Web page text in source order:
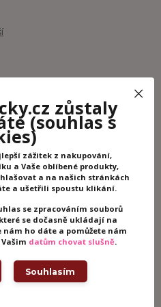
na počítání
zůstaly
(souhlas s
zážitek z nakupování,
a Vaše oblíbené produkty,
a na našich stránkách
a ušetřili spoustu klikání.
se zpracováním souborů
se dočasně ukládají na
nám ho dáte a pomůžete nám
datům chovat slušně.
Souhlasím